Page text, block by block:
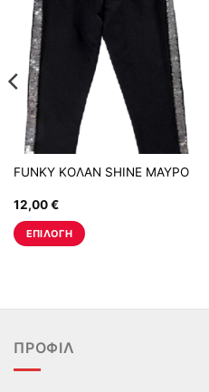
FUNKY ΚΟΛΑΝ SHINE ΜΑΥΡΟ
12,00€
ΕΠΙΛΟΓΉ
έχει
παραλλαγές.
Οι
ΠΡΟΦΊΛ